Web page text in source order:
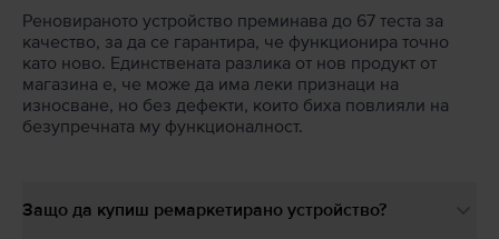
Реновираното устройство преминава до 67 теста за
качество, за да се гарантира, че функционира точно
като ново. Единствената разлика от нов продукт от
магазина е, че може да има леки признаци на
износване, но без дефекти, които биха повлияли на
безупречната му функционалност.
Защо да купиш ремаркетирано устройство?